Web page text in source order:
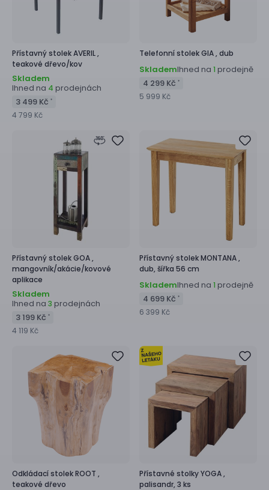
Přístavný stolekAVERIL ,
teakové dřevo/kov
Skladem
Ihned na 4 prodejnách
3 499 Kč *
4 799 Kč
Telefonní stolekGIA , dub
SklademIhned na 1 prodejně
4 299 Kč *
5 999 Kč
Přístavný stolekGOA ,
mangovník/akácie/kovové
aplikace
Skladem
Ihned na 3 prodejnách
3 199 Kč *
4 119 Kč
Přístavný stolekMONTANA ,
dub, šířka 56 cm
SklademIhned na 1 prodejně
4 699 Kč *
6 399 Kč
Odkládací stolekROOT ,
teakové dřevo
Přístavné stolkyYOGA ,
palisandr, 3 ks